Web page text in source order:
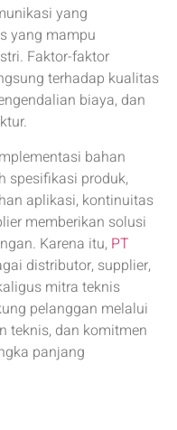
yang
yang mampu
Faktor-faktor
terhadap kualitas
biaya, dan
bahan
spesifikasi produk,
aplikasi, kontinuitas
memberikan solusi
Karena itu, PT
distributor, supplier,
mitra teknis
pelanggan melalui
teknis, dan komitmen
panjang